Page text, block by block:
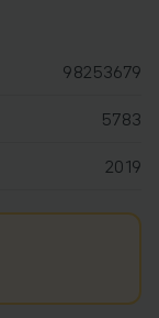
98253679
5783
2019